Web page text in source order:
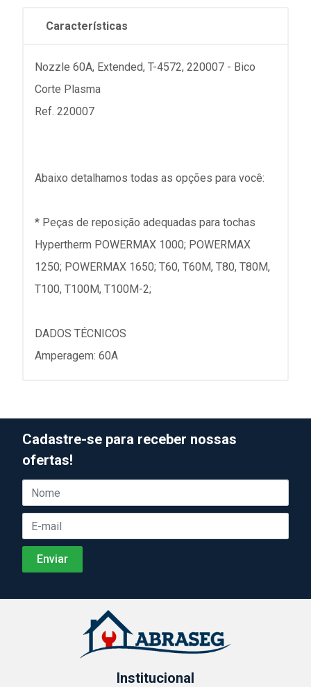
Características
Nozzle 60A, Extended, T-4572, 220007 - Bico
Corte Plasma
Ref. 220007
Abaixo detalhamos todas as opções para você:
* Peças de reposição adequadas para tochas
Hypertherm POWERMAX 1000; POWERMAX
1250; POWERMAX 1650; T60, T60M, T80, T80M,
T100, T100M, T100M-2;
DADOS TÉCNICOS
Amperagem: 60A
Cadastre-se para receber nossas
ofertas!
Institucional